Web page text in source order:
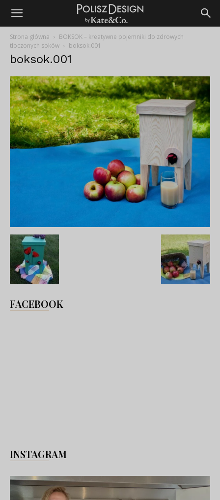
Strona główna
BOKSOK – kreatywne pojemniki do zdrowych
tłoczonych soków
boksok.001
boksok.001
FACEBOOK
INSTAGRAM